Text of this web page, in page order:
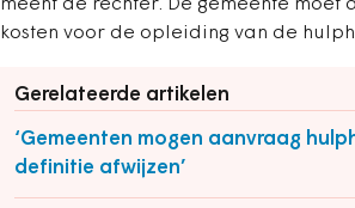
meent de rechter. De gemeente moet
kosten voor de opleiding van de
Gerelateerde artikelen
‘Gemeenten mogen aanvraag
definitie afwijzen’